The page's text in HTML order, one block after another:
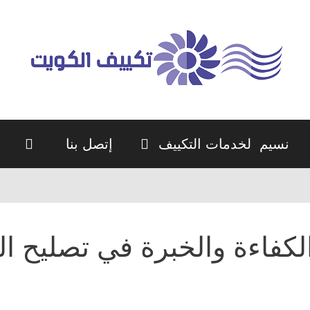
نسيم لخدمات التكييف إتصل بنا
والخبرة في تصليح